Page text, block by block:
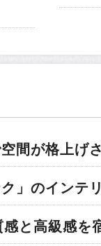
空間が格上げ
」のインテ
感と高級感を